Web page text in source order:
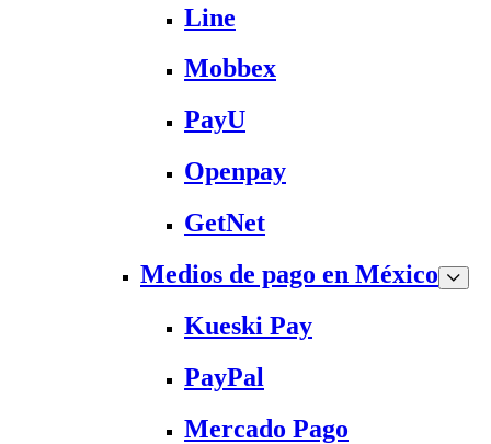
Line
Mobbex
PayU
Openpay
GetNet
Medios de pago en México
Kueski Pay
PayPal
Mercado Pago